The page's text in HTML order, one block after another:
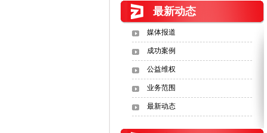
最新动态
媒体报道
成功案例
公益维权
业务范围
最新动态